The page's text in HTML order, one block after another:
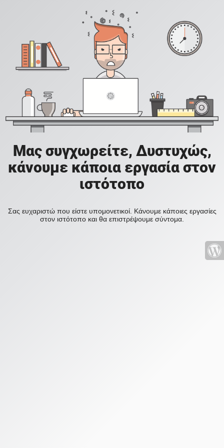
Μας συγχωρείτε, Δυστυχώς,
κάνουμε κάποια εργασία στον
ιστότοπο
Σας ευχαριστώ που είστε υπομονετικοί. Κάνουμε κάποιες εργασίες
στον ιστότοπο και θα επιστρέψουμε σύντομα.